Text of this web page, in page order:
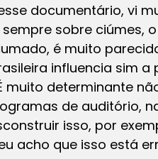
documentário, vi
sobre ciúmes,
é muito
influencia sim
muito determinante
de auditório,
isso, por
acho que isso está